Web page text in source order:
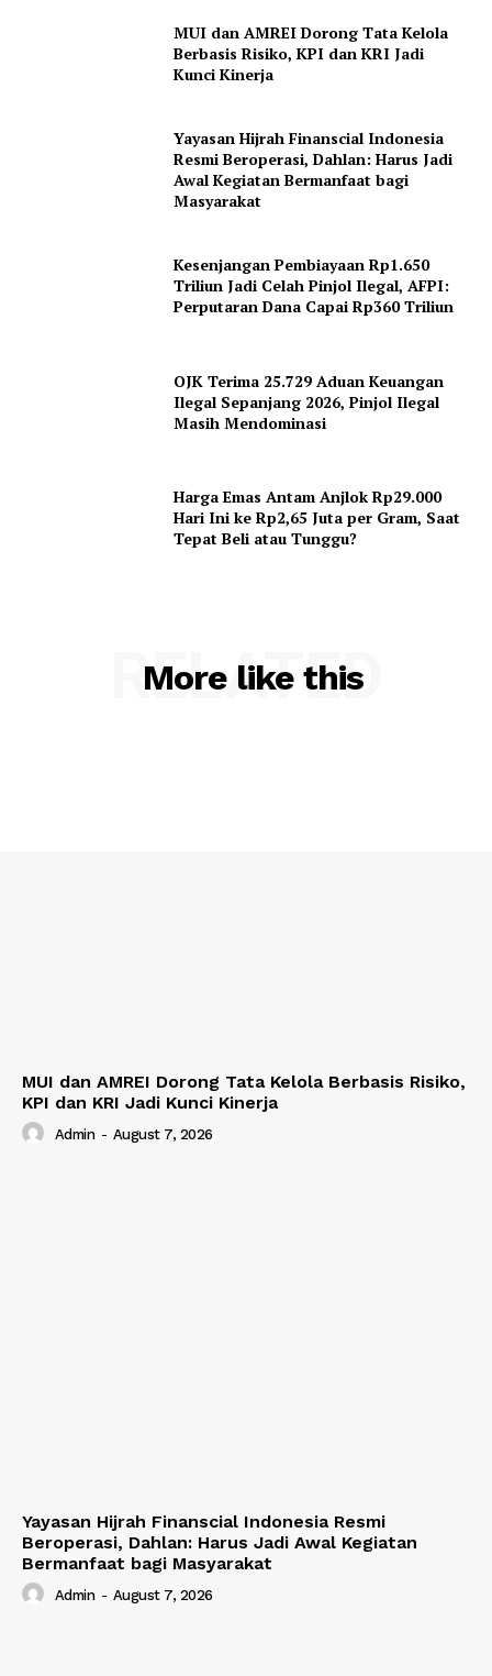
SUBSCRIBE NOW
Company
MUI dan AMREI Dorong Tata Kelola
Berbasis Risiko, KPI dan KRI Jadi
Kunci Kinerja
Yayasan Hijrah Finanscial Indonesia
Resmi Beroperasi, Dahlan: Harus Jadi
Awal Kegiatan Bermanfaat bagi
Masyarakat
Kesenjangan Pembiayaan Rp1.650
Triliun Jadi Celah Pinjol Ilegal, AFPI:
Perputaran Dana Capai Rp360 Triliun
OJK Terima 25.729 Aduan Keuangan
Ilegal Sepanjang 2026, Pinjol Ilegal
Masih Mendominasi
Harga Emas Antam Anjlok Rp29.000
Hari Ini ke Rp2,65 Juta per Gram, Saat
Tepat Beli atau Tunggu?
More like this
RELATED
MUI dan AMREI Dorong Tata Kelola Berbasis Risiko,
KPI dan KRI Jadi Kunci Kinerja
Admin - August 7, 2026
Yayasan Hijrah Finanscial Indonesia Resmi
Beroperasi, Dahlan: Harus Jadi Awal Kegiatan
Bermanfaat bagi Masyarakat
Admin - August 7, 2026